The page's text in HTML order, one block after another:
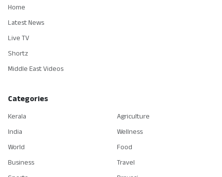
Home
Latest News
Live TV
Shortz
Middle East Videos
Categories
Kerala
India
World
Business
Agriculture
Wellness
Food
Travel